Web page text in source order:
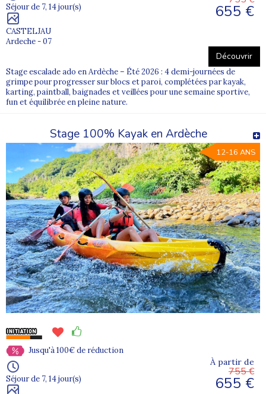
Séjour de 7, 14 jour(s)
CASTELJAU
Ardeche - 07
655 €
Découvrir
Stage escalade ado en Ardèche – Été 2026 : 4 demi-journées de
grimpe pour progresser sur blocs et paroi, complétées par kayak,
karting, paintball, baignades et veillées pour une semaine sportive,
fun et équilibrée en pleine nature.
Stage 100% Kayak en Ardèche
12-16 ANS
Jusqu'à 100€ de réduction
Séjour de 7, 14 jour(s)
À partir de
755 €
655 €